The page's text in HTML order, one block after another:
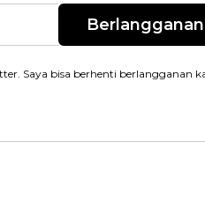
Berlangganan
Saya bisa berhenti berlangganan